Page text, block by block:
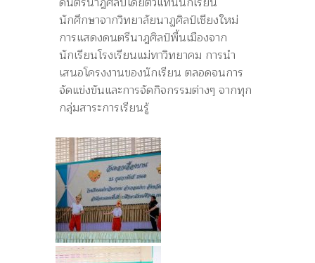
นักศึกษาจากวิทยาลัยนาฏศิลป์เชียงใหม่
การแสดงดนตรีนาฎศิลป์พื้นเมืองจาก
นักเรียนโรงเรียนแม่ทาวิทยาคม การนำ
เสนอโครงงานของนักเรียน ตลอดจนการ
จัดแข่งขันและการจัดกิจกรรมต่างๆ จากทุก
กลุ่มสาระการเรียนรู้